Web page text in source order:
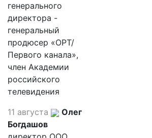
генерального
директора -
генеральный
продюсер «ОРТ/
Первого канала»,
член Академии
российского
телевидения
11 августа
Олег
Богдашов